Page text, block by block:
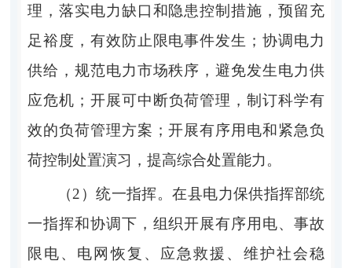
理，落实电力缺口和隐患控制措施，预留充
足裕度，有效防止限电事件发生；协调 电力
供给，规范电力市场秩序，避免发生电力供
应危机；开展可中断负荷管理 ，制订科学有
效的负荷管理方案；开展有序用电和紧急负
荷控制处置演习，提高综合处置能力。
（2 ）统一指挥。在县电力保供指挥部统
一指挥和协调下，组织开展有序用电、事故
限电、电网恢复、应急救援、维护社会稳